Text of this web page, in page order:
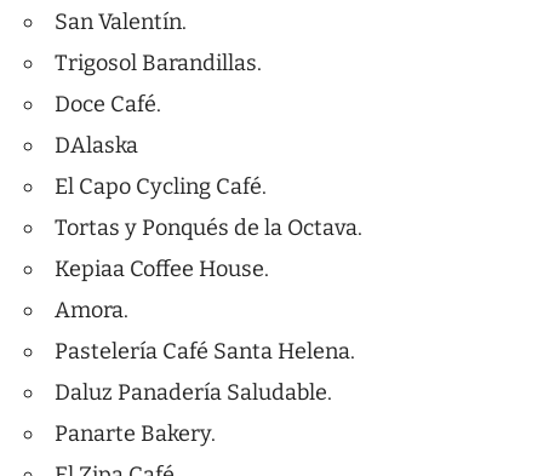
San Valentín.
Trigosol Barandillas.
Doce Café.
DAlaska
El Capo Cycling Café.
Tortas y Ponqués de la Octava.
Kepiaa Coffee House.
Amora.
Pastelería Café Santa Helena.
Daluz Panadería Saludable.
Panarte Bakery.